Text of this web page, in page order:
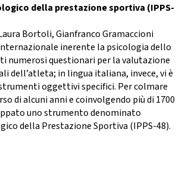
della prestazione sportiva (IPPS-
Bortoli, Gianfranco Gramaccioni
inerente la psicologia dello
numerosi questionari per la valutazione
dell’atleta; in lingua italiana, invece, vi è
oggettivi specifici. Per colmare
di alcuni anni e coinvolgendo più di 1700
uno strumento denominato
della Prestazione Sportiva (IPPS-48).